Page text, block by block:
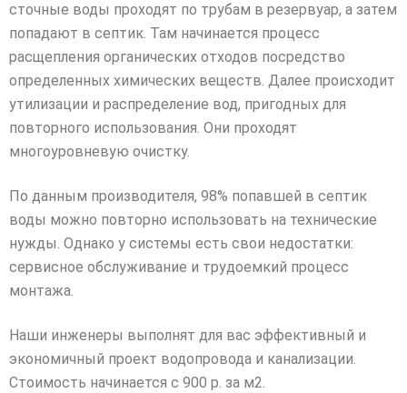
сточные воды проходят по трубам в резервуар, а затем
попадают в септик. Там начинается процесс
расщепления органических отходов посредство
определенных химических веществ. Далее происходит
утилизации и распределение вод, пригодных для
повторного использования. Они проходят
многоуровневую очистку.
По данным производителя, 98% попавшей в септик
воды можно повторно использовать на технические
нужды. Однако у системы есть свои недостатки:
сервисное обслуживание и трудоемкий процесс
монтажа.
Наши инженеры выполнят для вас эффективный и
экономичный проект водопровода и канализации.
Стоимость начинается с 900 р. за м2.